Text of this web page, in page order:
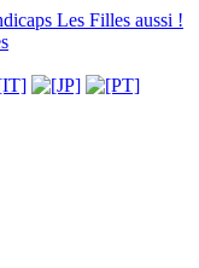
Les Filles aussi !